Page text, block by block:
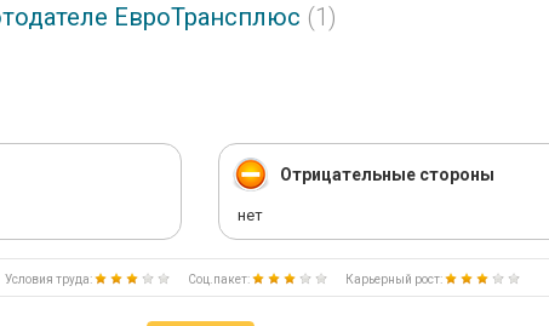
ЕвроТрансплюс (1)
Отрицательные стороны
нет
Условия труда: Соц.пакет: Карьерный рост: